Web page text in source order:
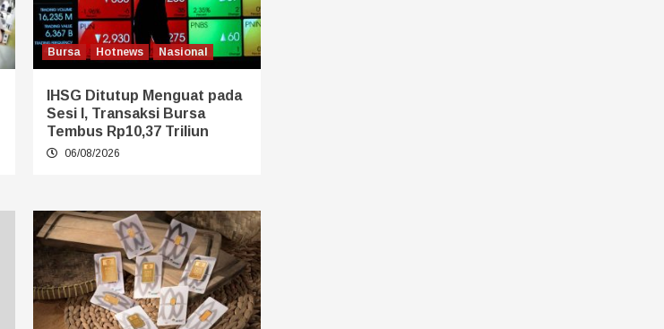
Bursa Hotnews Nasional
IHSG Ditutup Menguat pada
Sesi I, Transaksi Bursa
Tembus Rp10,37 Triliun
06/08/2026